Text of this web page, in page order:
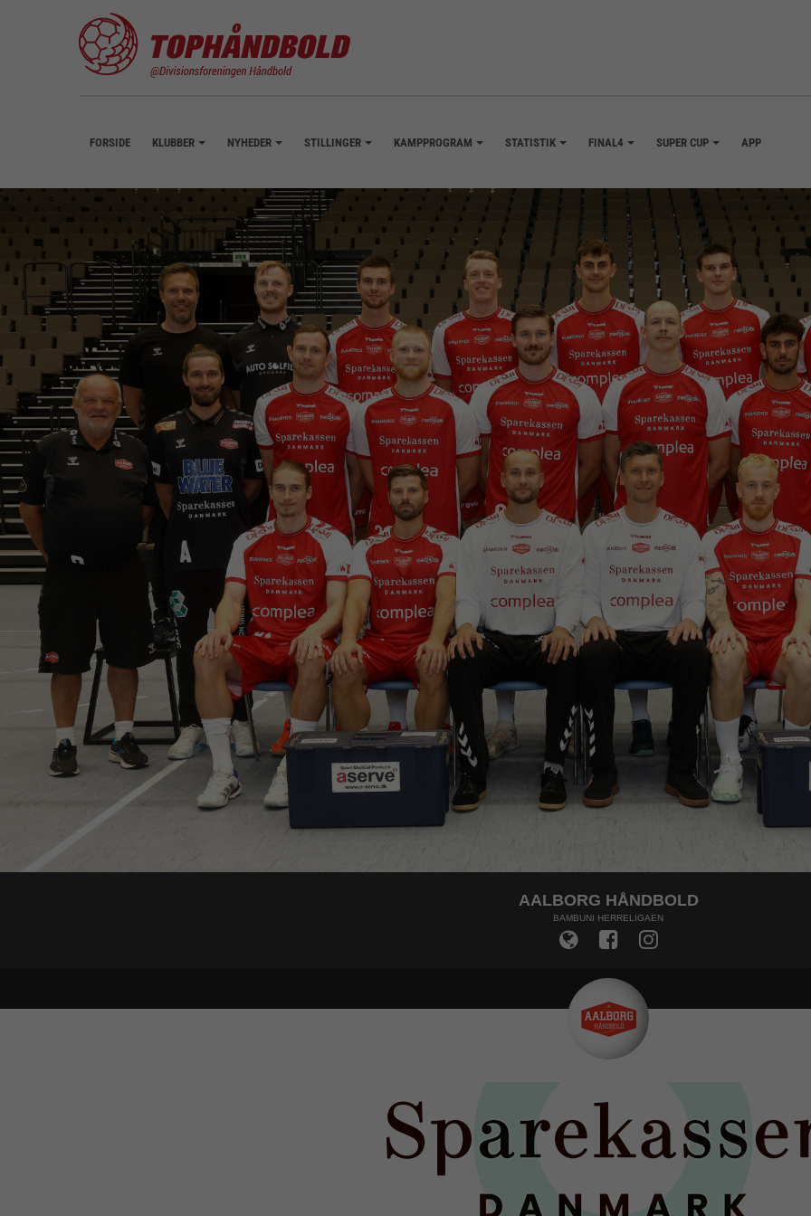
FORSIDE KLUBBER NYHEDER STILLINGER KAMPPROGRAM STATISTIK FINAL4 SUPER CUP APP
AALBORG HÅNDBOLD
BAMBUNI HERRELIGAEN